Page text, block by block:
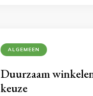
ALGEMEEN
Duurzaam
keuze